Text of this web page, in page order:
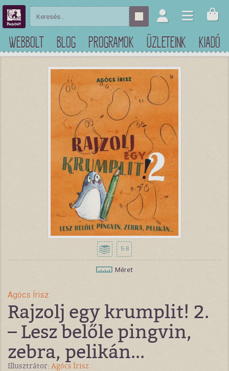
WEBBOLT BLOG PROGRAMOK ÜZLETEINK KIADÓ
5-8
Méret
Agócs Írisz
Rajzolj egy krumplit! 2.
– Lesz belőle pingvin,
zebra, pelikán...
Illusztrátor: Agócs Írisz